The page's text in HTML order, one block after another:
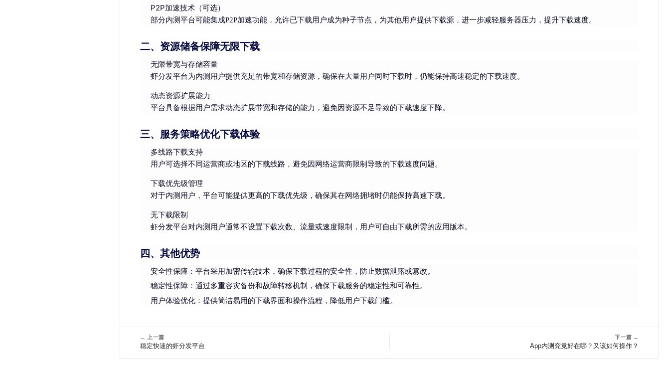
P2P加速技术（可选）
部分内测平台可能集成P2P加速功能，允许已下载用户成为种子节点，为其他用户提供下载源，进一步减轻服务器压力，提升下载速度。
二、资源储备保障无限下载
无限带宽与存储容量
虾分发平台为内测用户提供充足的带宽和存储资源，确保在大量用户同时下载时，仍能保持高速稳定的下载速度。
动态资源扩展能力
平台具备根据用户需求动态扩展带宽和存储的能力，避免因资源不足导致的下载速度下降。
三、服务策略优化下载体验
多线路下载支持
用户可选择不同运营商或地区的下载线路，避免因网络运营商限制导致的下载速度问题。
下载优先级管理
对于内测用户，平台可能提供更高的下载优先级，确保其在网络拥堵时仍能保持高速下载。
无下载限制
虾分发平台对内测用户通常不设置下载次数、流量或速度限制，用户可自由下载所需的应用版本。
四、其他优势
安全性保障：平台采用加密传输技术，确保下载过程的安全性，防止数据泄露或篡改。
稳定性保障：通过多重容灾备份和故障转移机制，确保下载服务的稳定性和可靠性。
用户体验优化：提供简洁易用的下载界面和操作流程，降低用户下载门槛。
← 上一篇
稳定快速的虾分发平台
下一篇 →
App内测究竟好在哪？又该如何操作？